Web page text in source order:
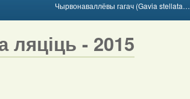
Чырвонаваллёвы гагач (Gavia stellata…
ляціць - 2015